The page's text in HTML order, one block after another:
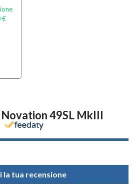
€
49SL MkIII
la tua recensione